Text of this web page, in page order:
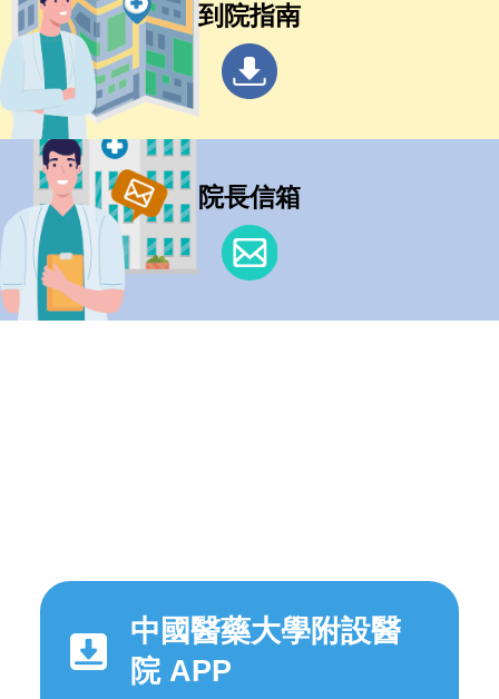
到院指南
院長信箱
中國醫藥大學附設醫
院 APP